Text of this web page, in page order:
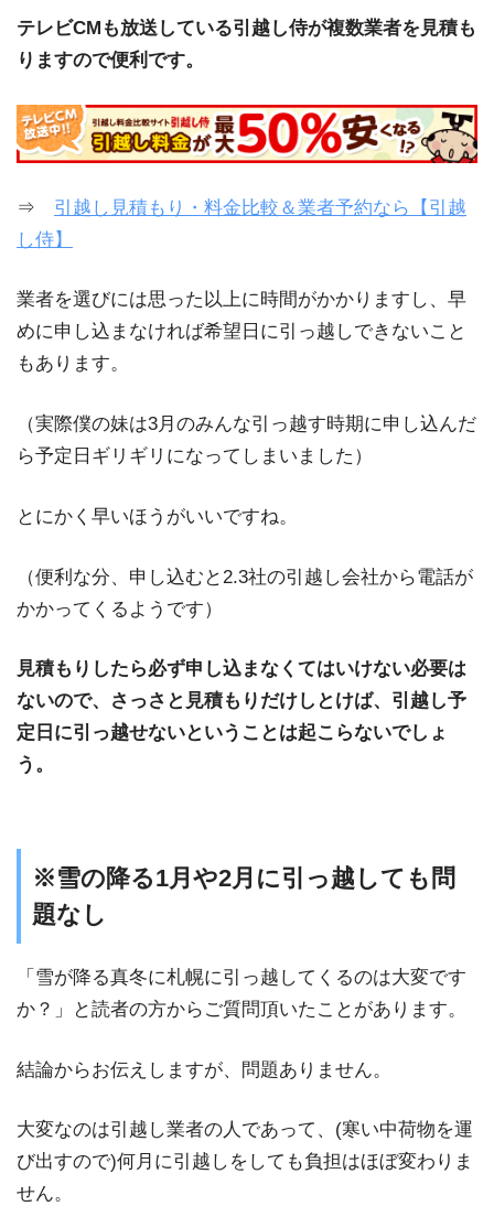
テレビCMも放送している引越し侍が複数業者を見積も
りますので便利です。
⇒ 引越し見積もり・料金比較＆業者予約なら【引越
し侍】
業者を選びには思った以上に時間がかかりますし、早
めに申し込まなければ希望日に引っ越しできないこと
もあります。
（実際僕の妹は3月のみんな引っ越す時期に申し込んだ
ら予定日ギリギリになってしまいました）
とにかく早いほうがいいですね。
（便利な分、申し込むと2.3社の引越し会社から電話が
かかってくるようです）
見積もりしたら必ず申し込まなくてはいけない必要は
ないので、さっさと見積もりだけしとけば、引越し予
定日に引っ越せないということは起こらないでしょ
う。
※雪の降る1月や2月に引っ越しても問
題なし
「雪が降る真冬に札幌に引っ越してくるのは大変です
か？」と読者の方からご質問頂いたことがあります。
結論からお伝えしますが、問題ありません。
大変なのは引越し業者の人であって、(寒い中荷物を運
び出すので)何月に引越しをしても負担はほぼ変わりま
せん。